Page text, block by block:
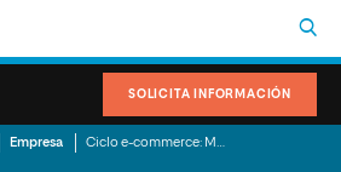
SOLICITA INFORMACIÓN
Empresa